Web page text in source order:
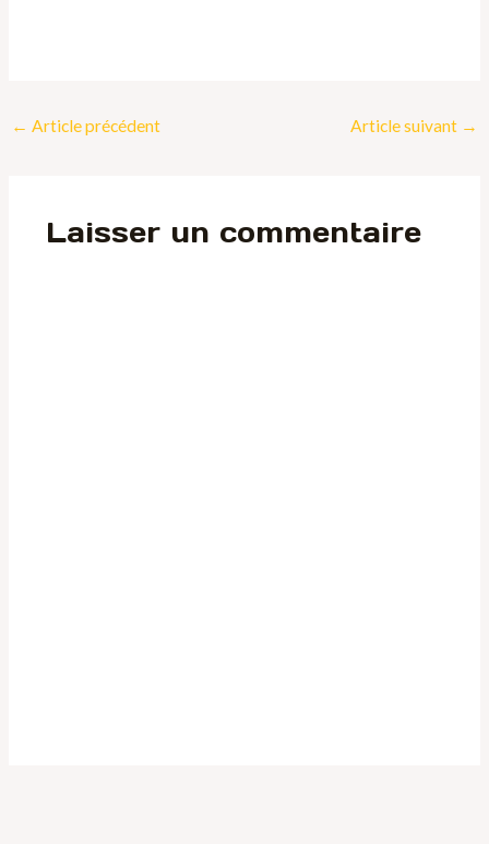
← Article précédent Article suivant →
Laisser un commentaire